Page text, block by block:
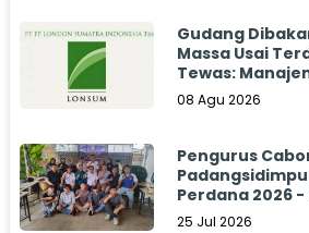
Gudang
Massa Usai
Tewas:
Bungkam
08 Agu 2026
Pengurus
Perdana 2026 -
25 Jul 2026